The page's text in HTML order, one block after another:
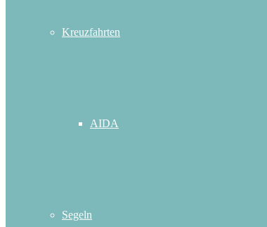
Kreuzfahrten
AIDA
Segeln